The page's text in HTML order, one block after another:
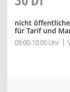
nicht öffentliche
für Tarif und
09:00-10:00 Uhr